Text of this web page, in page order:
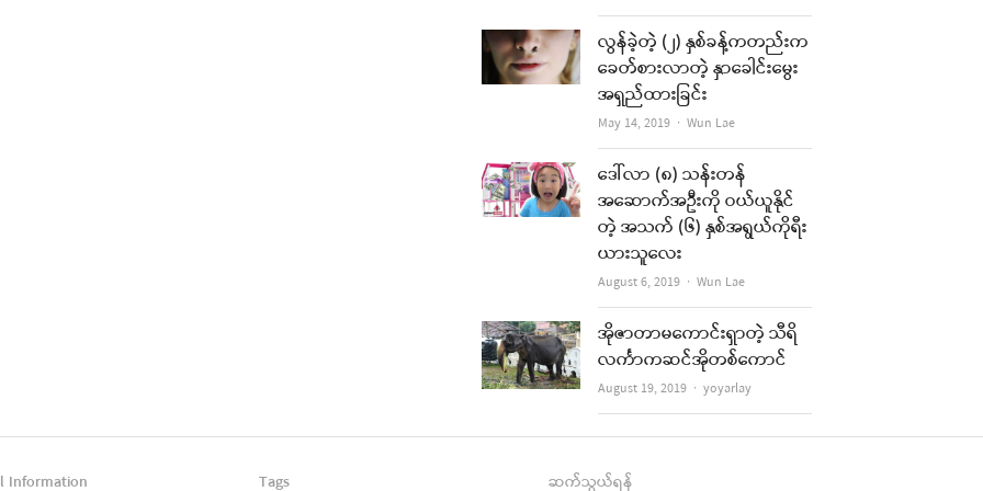
လွန်ခဲ့တဲ့ (၂) နှစ်ခန့်ကတည်းက
ခေတ်စားလာတဲ့ နှာခေါင်းမွေး
အရှည်ထားခြင်း
May 14, 2019 Author
Wun Lae
ဒေါ်လာ (၈) သန်းတန်
အဆောက်အဦးကို ဝယ်ယူနိုင်
တဲ့ အသက် (၆) နှစ်အရွယ်ကိုရီး
ယားသူလေး
August 6, 2019 Author
Wun Lae
အိုဇာတာမကောင်းရှာတဲ့ သီရိ
လင်္ကာကဆင်အိုတစ်ကောင်
August 19, 2019 Author
yoyarlay
Information Tags ဆက်သွယ်ရန်